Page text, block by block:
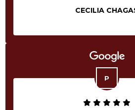
CECILIA